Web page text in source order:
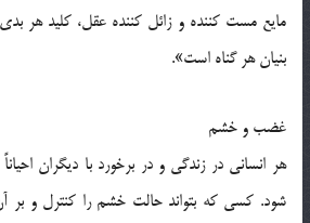
مایع مست کننده و زائل کننده عقل، کلید هر
بنیان هر گناه است».
غضب و خشم
هر انسانی در زندگی و در برخورد با دیگران
شود. کسی که بتواند حالت خشم را کنترل و بر